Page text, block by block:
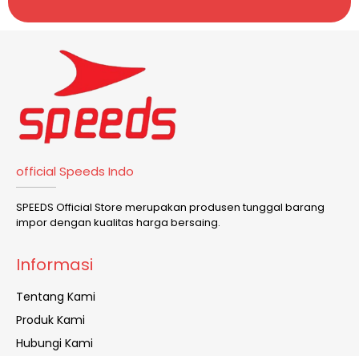
official Speeds Indo
SPEEDS Official Store merupakan produsen tunggal barang
impor dengan kualitas harga bersaing.
Informasi
Tentang Kami
Produk Kami
Hubungi Kami